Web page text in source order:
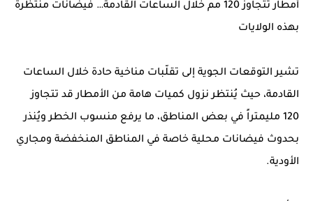
أمطار تتجاوز 120 مم خلال الساعات القادمة… فيضانات منتظرة
بهذه الولايات
تشير التوقعات الجوية إلى تقلّبات مناخية حادة خلال الساعات
القادمة، حيث يُنتظر نزول كميات هامة من الأمطار قد تتجاوز
120 مليمتراً في بعض المناطق، ما يرفع منسوب الخطر ويُنذر
بحدوث فيضانات محلية خاصة في المناطق المنخفضة ومجاري
الأودية.